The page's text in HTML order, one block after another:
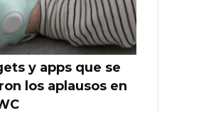
y apps que se
los aplausos en